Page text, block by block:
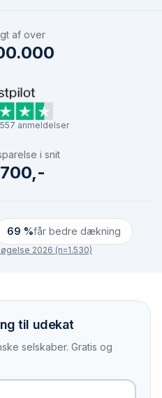
af over
anmeldelser
i snit
69 %får bedre dækning
2026 (n=1.530)
til udekat
selskaber. Gratis og